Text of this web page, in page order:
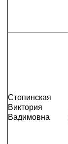
Стопинская
Виктория
Вадимовна